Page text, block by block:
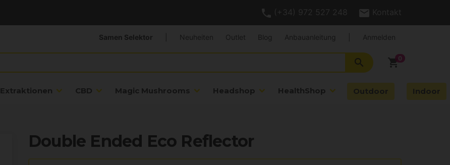
(+34) 972 527 248 Kontakt
shopping_cart
search
Extraktionen CBD Magic Mushrooms Headshop HealthShop Outdoor Indoor
Samen Selektor Neuheiten Outlet Blog Anbauanleitung Anmelden
Double Ended Eco Reflector